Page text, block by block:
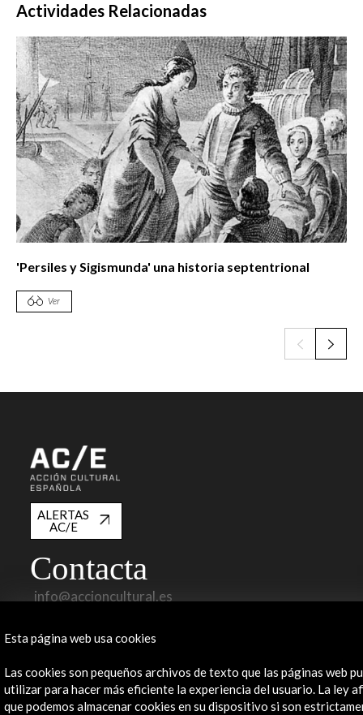
Actividades Relacionadas
'Persiles y Sigismunda' una historia septentrional
Ver
ALERTAS
AC/E
Contacta
info@accioncultural.es
28003 Madrid, España
Canales de contacto
Esta página web usa cookies
Las cookies son pequeños archivos de texto que las páginas web
utilizar para hacer más eficiente la experiencia del usuario. La ley
que podemos almacenar cookies en su dispositivo si son